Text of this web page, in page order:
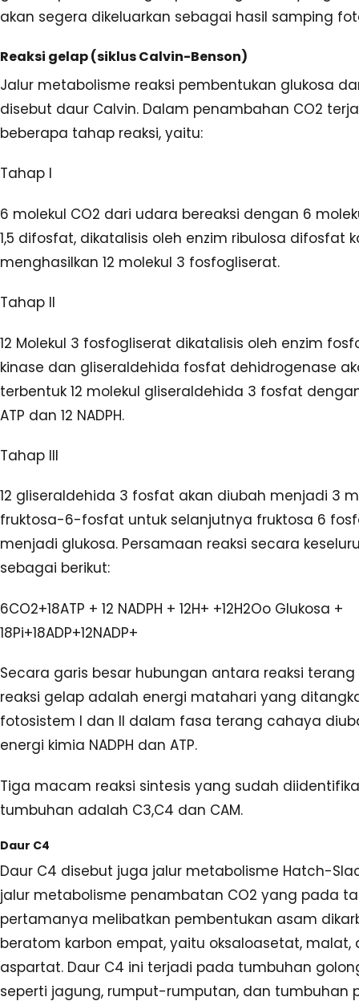
akan segera dikeluarkan sebagai hasil samping
Reaksi gelap (siklus Calvin-Benson)
Jalur metabolisme reaksi pembentukan glukosa
disebut daur Calvin. Dalam penambahan CO2
beberapa tahap reaksi, yaitu:
Tahap I
6 molekul CO2 dari udara bereaksi dengan 6
1,5 difosfat, dikatalisis oleh enzim ribulosa difosfat
menghasilkan 12 molekul 3 fosfogliserat.
Tahap II
12 Molekul 3 fosfogliserat dikatalisis oleh enzim
kinase dan gliseraldehida fosfat dehidrogenase
terbentuk 12 molekul gliseraldehida 3 fosfat
ATP dan 12 NADPH.
Tahap III
12 gliseraldehida 3 fosfat akan diubah menjadi 3
fruktosa-6-fosfat untuk selanjutnya fruktosa 6
menjadi glukosa. Persamaan reaksi secara
sebagai berikut:
6CO2+18ATP + 12 NADPH + 12H+ +12H2Oo Glukosa +
18Pi+18ADP+12NADP+
Secara garis besar hubungan antara reaksi
reaksi gelap adalah energi matahari yang
fotosistem I dan II dalam fasa terang cahaya
energi kimia NADPH dan ATP.
Tiga macam reaksi sintesis yang sudah
tumbuhan adalah C3,C4 dan CAM.
Daur C4
Daur C4 disebut juga jalur metabolisme Hatch-
jalur metabolisme penambatan CO2 yang pada
pertamanya melibatkan pembentukan asam
beratom karbon empat, yaitu oksaloasetat, malat,
aspartat. Daur C4 ini terjadi pada tumbuhan
seperti jagung, rumput-rumputan, dan tumbuhan